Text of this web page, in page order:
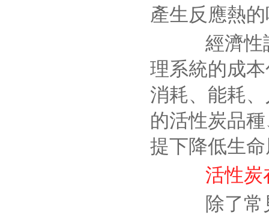
產生反應熱
經濟性評
理系統的成
消耗、能耗
的活性炭品
提下降低生
活性炭
除了常見